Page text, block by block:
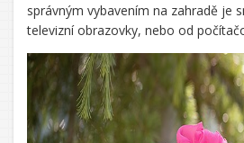
správným vybavením na zahradě je
televizní obrazovky, nebo od